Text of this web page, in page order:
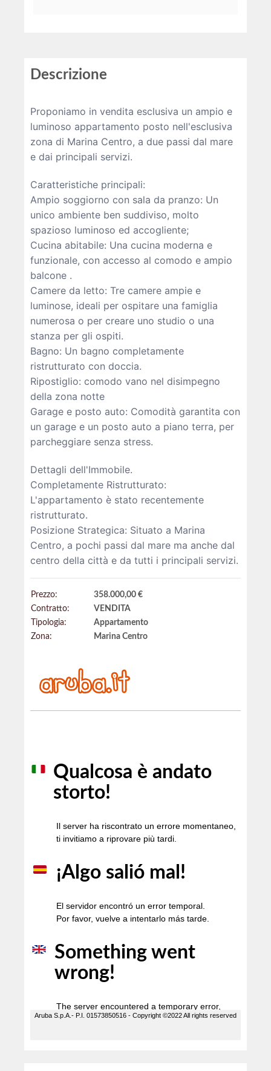
Descrizione
Proponiamo in vendita esclusiva un ampio e
luminoso appartamento posto nell'esclusiva
zona di Marina Centro, a due passi dal mare
e dai principali servizi.
Caratteristiche principali:
Ampio soggiorno con sala da pranzo: Un
unico ambiente ben suddiviso, molto
spazioso luminoso ed accogliente;
Cucina abitabile: Una cucina moderna e
funzionale, con accesso al comodo e ampio
balcone .
Camere da letto: Tre camere ampie e
luminose, ideali per ospitare una famiglia
numerosa o per creare uno studio o una
stanza per gli ospiti.
Bagno: Un bagno completamente
ristrutturato con doccia.
Ripostiglio: comodo vano nel disimpegno
della zona notte
Garage e posto auto: Comodità garantita con
un garage e un posto auto a piano terra, per
parcheggiare senza stress.
Dettagli dell'Immobile.
Completamente Ristrutturato:
L'appartamento è stato recentemente
ristrutturato.
Posizione Strategica: Situato a Marina
Centro, a pochi passi dal mare ma anche dal
centro della città e da tutti i principali servizi.
Prezzo:
358.000,00 €
Contratto:
VENDITA
Tipologia:
Appartamento
Zona:
Marina Centro